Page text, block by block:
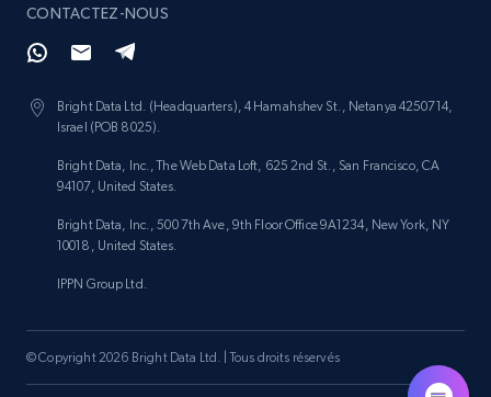
CONTACTEZ-NOUS
Bright Data Ltd. (Headquarters), 4 Hamahshev St., Netanya 4250714,
Israel (POB 8025).
Bright Data, Inc., The Web Data Loft, 625 2nd St., San Francisco, CA
94107, United States.
Bright Data, Inc., 500 7th Ave, 9th Floor Office 9A1234, New York, NY
10018, United States.
IPPN Group Ltd.
© Copyright 2026 Bright Data Ltd. | Tous droits réservés